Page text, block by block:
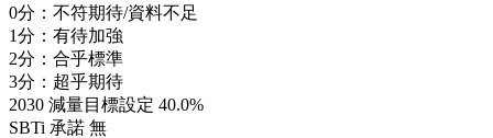
0分：不符期待/資料不足
1分：有待加強
2分：合乎標準
3分：超乎期待
2030 減量目標設定 40.0%
SBTi 承諾 無